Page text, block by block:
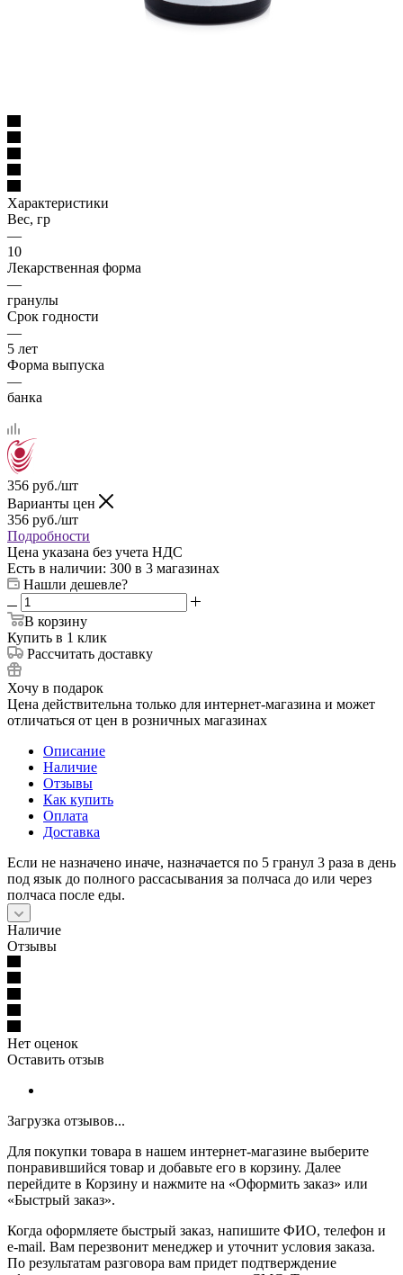
Характеристики
Вес, гр
—
10
Лекарственная форма
—
гранулы
Срок годности
—
5 лет
Форма выпуска
—
банка
356 руб./шт
Варианты цен
356 руб./шт
Подробности
Цена указана без учета НДС
Есть в наличии: 300 в 3 магазинах
Нашли дешевле?
В корзину
Купить в 1 клик
Рассчитать доставку
Хочу в подарок
Цена действительна только для интернет-магазина и может
отличаться от цен в розничных магазинах
Описание
Наличие
Отзывы
Как купить
Оплата
Доставка
Если не назначено иначе, назначается по 5 гранул 3 раза в день
под язык до полного рассасывания за полчаса до или через
полчаса после еды.
Наличие
Отзывы
Нет оценок
Оставить отзыв
Загрузка отзывов...
Для покупки товара в нашем интернет-магазине выберите
понравившийся товар и добавьте его в корзину. Далее
перейдите в Корзину и нажмите на «Оформить заказ» или
«Быстрый заказ».
Когда оформляете быстрый заказ, напишите ФИО, телефон и
e-mail. Вам перезвонит менеджер и уточнит условия заказа.
По результатам разговора вам придет подтверждение